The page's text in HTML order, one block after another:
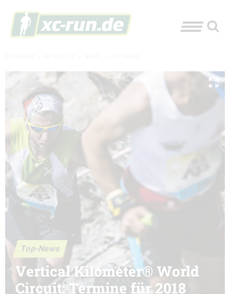
Top-News
Vertical Kilometer® World
Circuit: Termine für 2018